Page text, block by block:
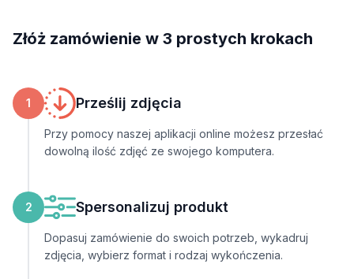
Złóż zamówienie w 3 prostych krokach
1 Prześlij zdjęcia
Przy pomocy naszej aplikacji online możesz przesłać
dowolną ilość zdjęć ze swojego komputera.
2 Spersonalizuj produkt
Dopasuj zamówienie do swoich potrzeb, wykadruj
zdjęcia, wybierz format i rodzaj wykończenia.